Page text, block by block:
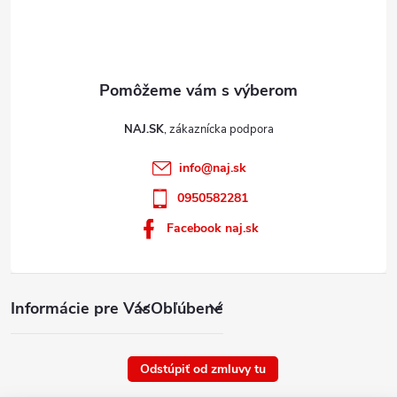
Informácie pre VásObľúbené
NAJ.SK
info@naj.sk
0950582281
Facebook naj.sk
Odstúpiť od zmluvy tu